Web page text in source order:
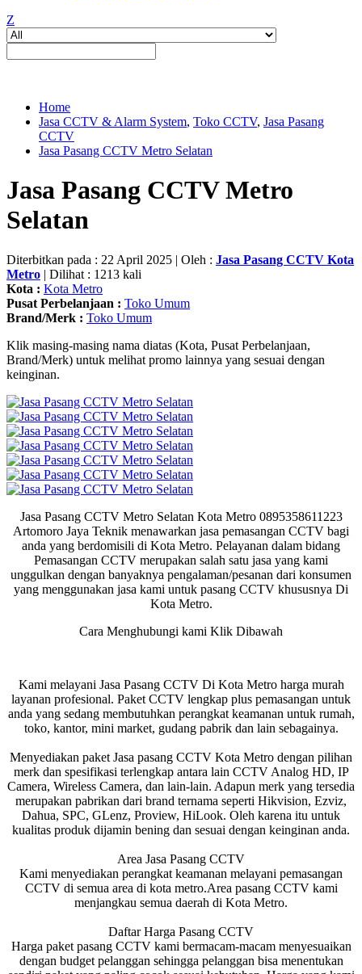
Z
Home
Jasa CCTV & Alarm System, Toko CCTV, Jasa Pasang
CCTV
Jasa Pasang CCTV Metro Selatan
Jasa Pasang CCTV Metro
Selatan
Diterbitkan pada : 22 April 2025 | Oleh : Jasa Pasang CCTV Kota
Metro | Dilihat : 1213 kali
Kota : Kota Metro
Pusat Perbelanjaan : Toko Umum
Brand/Merk : Toko Umum
Klik masing-masing nama diatas (Kota, Pusat Perbelanjaan,
Brand/Merk) untuk melihat promo lainnya yang sesuai dengan
keinginan.
Jasa Pasang CCTV Metro Selatan Kota Metro 0895358611223
Artomoro Jaya Teknik menawarkan jasa pemasangan CCTV bagi
anda yang berdomisili di Kota Metro. Pelayanan dalam bidang
Pemasangan CCTV merupakan salah satu jasa yang kami
unggulkan dengan banyaknya pengalaman/pesanan dari konsumen
yang menggunakan jasa kami untuk pasang CCTV khususnya Di
Kota Metro.
Cara Menghubungi kami Klik Dibawah
Kami melayani Jasa Pasang CCTV Di Kota Metro harga murah
layanan profesional. Paket CCTV lengkap plus pemasangan untuk
anda yang sedang membutuhkan perangkat keamanan untuk rumah,
toko, kantor, mini market, gudang pabrik dan lain sebagainya.
Menyediakan paket Jasa pasang CCTV Kota Metro dengan pilihan
merk dan spesifikasi terlengkap antara lain CCTV Analog HD, IP
Camera, Wireless Camera, dan lain-lain. Adapun merk yang tersedia
merupakan pabrikan dari brand ternama seperti Hikvision, Ezviz,
Dahua, SPC, GLenz, Proview, HiLook. Oleh karena itu untuk
kualitas produk dijamin bening dan sesuai dengan keinginan anda.
Area Jasa Pasang CCTV
Kami menyediakan perangkat keamanan melayani pemasangan
CCTV di semua area di kota metro.Area pasang CCTV kami
menjangkau semua daerah di Kota Metro.
Daftar Harga Pasang CCTV
Harga paket pasang CCTV kami bermacam-macam menyesuaikan
dengan budget pelanggan sehingga pelanggan bisa menentukan